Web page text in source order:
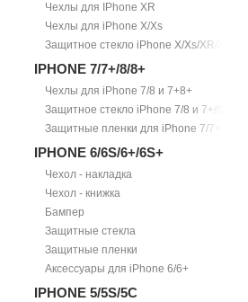
Чехлы для IPhone XR
Чехлы для iPhone X/Xs
Защитное стекло iPhone X/Xs/XR/Xs Max
IPHONE 7/7+/8/8+
Чехлы для iPhone 7/8 и 7+8+
Защитное стекло iPhone 7/8 и 7+/8+
Защитные пленки для iPhone 7/7+
IPHONE 6/6S/6+/6S+
Чехол - накладка
Чехол - книжка
Бампер
Защитные стекла
Защитные пленки
Аксессуары для iPhone 6/6+
IPHONE 5/5S/5С